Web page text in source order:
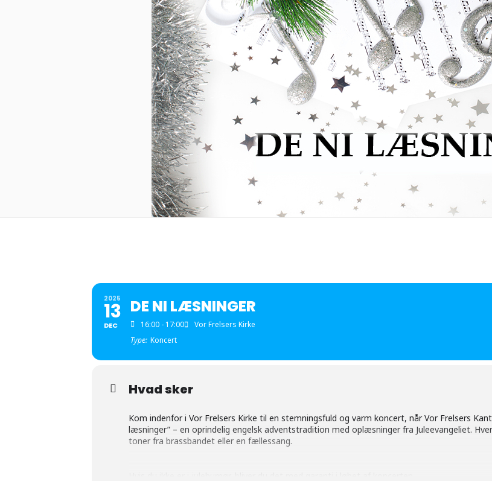
2025
13
DEC
DE NI LÆSNINGER
16:00 - 17:00
Vor Frelsers Kirke
Type: Koncert
Hvad sker
Kom indenfor i Vor Frelsers Kirke til en stemningsfuld og varm koncert, når Vor Frelsers
læsninger” – en oprindelig engelsk adventstradition med oplæsninger fra Juleevangeliet.
toner fra brassbandet eller en fællessang.